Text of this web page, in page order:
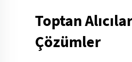
Toptan
Çözümler